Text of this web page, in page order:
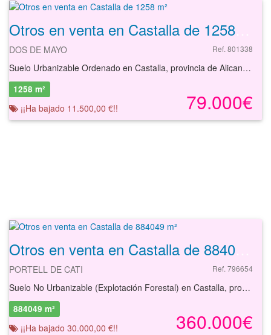
DOS DE MAYO Ref. 801338
Suelo Urbanizable Ordenado en Castalla, provincia de Alicante, de uso Residencial Plurifamiliar con una superficie de 1.258,47 m², con edificabilidad estimada de 2.394,94 m². Existe una edificación susceptible de demoler de superficie 368 m² Suelo no consolidado, con plan general de ordenación urbana aprobado definitivamente, clasificación de suelo urbano no consolidado, zona ensanche. Se adopta la hipótesis de construcción de edificio de viviendas de PB+1pp con una planta sótano destinada a garajes y trasteros, con un total de 21 viviendas, 21 garajes y 21 trasteros.
79.000€
1258 m²
¡¡Ha bajado 11.500,00 €!!
PORTELL DE CATI Ref. 796654
Suelo No Urbanizable (Explotación Forestal) en Castalla, provincia de Alicante, con una superficie de 884.049 m². El % de propiedad que se posee en la finca registral es del 100 %. Registralmente consta casa de campo, señalada con el número 37 de la Región Sur, con corral de encerrar ganado, era y bodega. La construcción se encuentra en completo estado de abandono y con signos evidentes de haber sufrido actos de vandalismo además de apreciarse zonas parcialmente derruidas. Suelo clasificado como no urbanizable protegido
360.000€
884049 m²
¡¡Ha bajado 30.000,00 €!!